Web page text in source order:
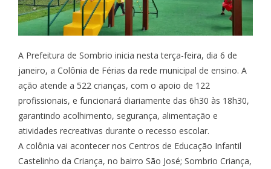
A Prefeitura de Sombrio inicia nesta terça-feira, dia 6 de
janeiro, a Colônia de Férias da rede municipal de ensino. A
ação atende a 522 crianças, com o apoio de 122
profissionais, e funcionará diariamente das 6h30 às 18h30,
garantindo acolhimento, segurança, alimentação e
atividades recreativas durante o recesso escolar.
A colônia vai acontecer nos Centros de Educação Infantil
Castelinho da Criança, no bairro São José; Sombrio Criança,